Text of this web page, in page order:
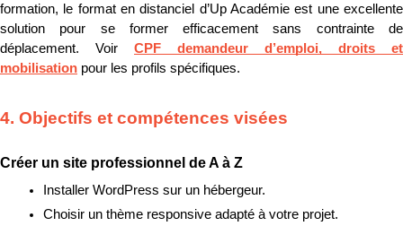
formation, le format en distanciel d’Up Académie est une excellente
solution pour se former efficacement sans contrainte de
déplacement. Voir CPF demandeur d’emploi, droits et
mobilisation pour les profils spécifiques.
4. Objectifs et compétences visées
Créer un site professionnel de A à Z
Installer WordPress sur un hébergeur.
Choisir un thème responsive adapté à votre projet.